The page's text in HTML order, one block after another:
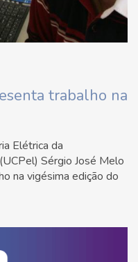
trabalho na
Elétrica da
Sérgio José Melo
na vigésima edição do